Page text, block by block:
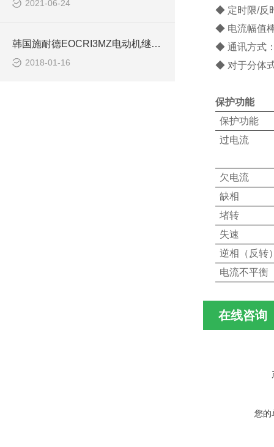
2021-06-24
韩国施耐德EOCRI3MZ电动机继电器
2018-01-16
◆ 定时限/反
◆ 电流幅值
◆ 通讯方式
◆ 对于分体
保护功能
保护功能
过电流
欠电流
缺相
堵转
失速
逆相（反转
电流不平衡
在线咨询
您的